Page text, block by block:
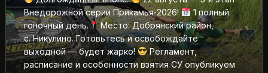
Внедорожной серии Прикамья‑2026!
1 полный
гоночный день.
Место: Добрянский район,
с. Никулино. Готовьтесь и освобождайте
выходной — будет жарко!
Регламент,
расписание и особенности взятия СУ опубликуем